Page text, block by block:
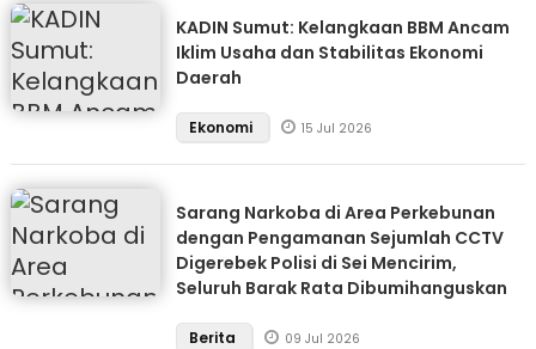
KADIN Sumut: Kelangkaan BBM Ancam
Iklim Usaha dan Stabilitas Ekonomi
Daerah
Ekonomi 15 Jul 2026
Sarang Narkoba di Area Perkebunan
dengan Pengamanan Sejumlah CCTV
Digerebek Polisi di Sei Mencirim,
Seluruh Barak Rata Dibumihanguskan
Berita 09 Jul 2026